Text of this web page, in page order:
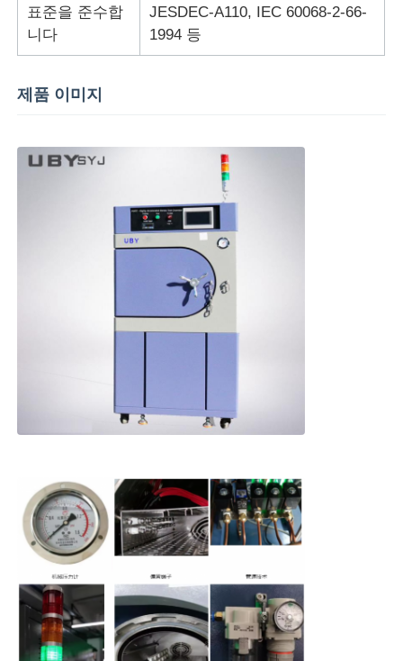
직물 시험기
온습도 제어기
경도계
표준을 준수합
니다
JESDEC-A110, IEC 60068-2-66-
1994 등
제품 이미지